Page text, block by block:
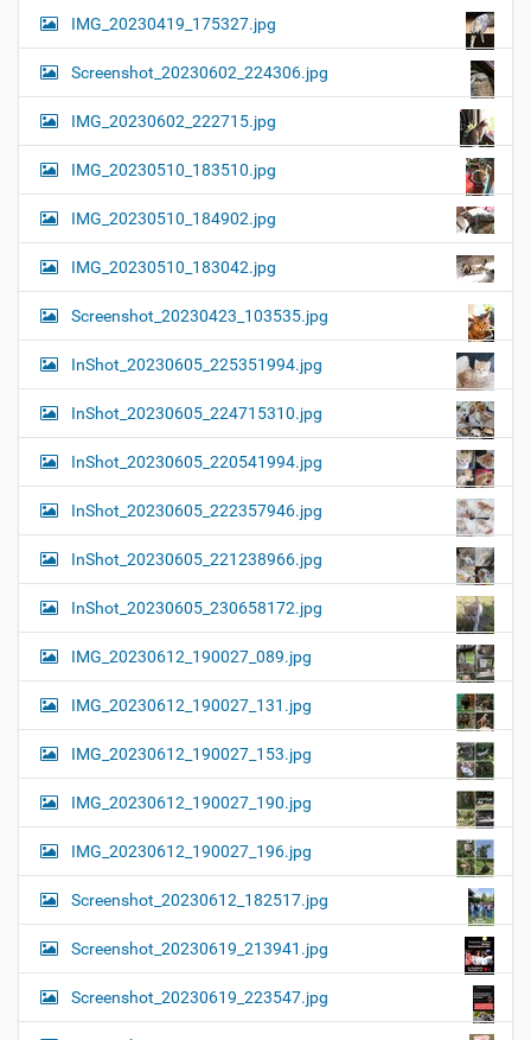
IMG_20230419_175327.jpg
Screenshot_20230602_224306.jpg
IMG_20230602_222715.jpg
IMG_20230510_183510.jpg
IMG_20230510_184902.jpg
IMG_20230510_183042.jpg
Screenshot_20230423_103535.jpg
InShot_20230605_225351994.jpg
InShot_20230605_224715310.jpg
InShot_20230605_220541994.jpg
InShot_20230605_222357946.jpg
InShot_20230605_221238966.jpg
InShot_20230605_230658172.jpg
IMG_20230612_190027_089.jpg
IMG_20230612_190027_131.jpg
IMG_20230612_190027_153.jpg
IMG_20230612_190027_190.jpg
IMG_20230612_190027_196.jpg
Screenshot_20230612_182517.jpg
Screenshot_20230619_213941.jpg
Screenshot_20230619_223547.jpg